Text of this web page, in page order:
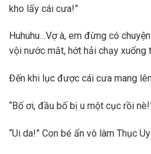
kho lấy cái cưa!”
Huhuhu…Vợ à, em đừng có
vội nước mắt, hớt hải chạy xuống
Đến khi lục được cái cưa mang
“Bố ơi, đầu bố bị u một cục rồi
“Ui da!” Con bé ấn vô làm Thục